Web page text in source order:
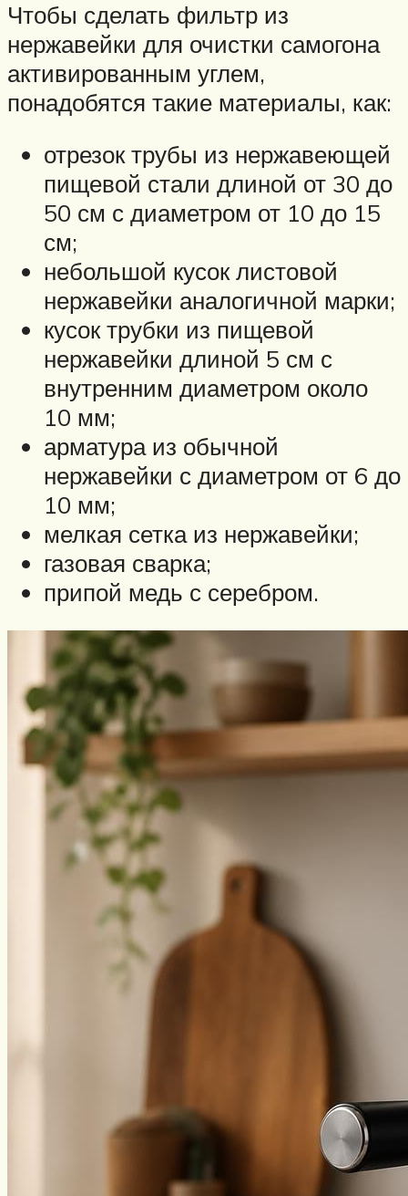
Чтобы сделать фильтр из
нержавейки для очистки самогона
активированным углем,
понадобятся такие материалы, как:
отрезок трубы из нержавеющей
пищевой стали длиной от 30 до
50 см с диаметром от 10 до 15
см;
небольшой кусок листовой
нержавейки аналогичной марки;
кусок трубки из пищевой
нержавейки длиной 5 см с
внутренним диаметром около
10 мм;
арматура из обычной
нержавейки с диаметром от 6 до
10 мм;
мелкая сетка из нержавейки;
газовая сварка;
припой медь с серебром.